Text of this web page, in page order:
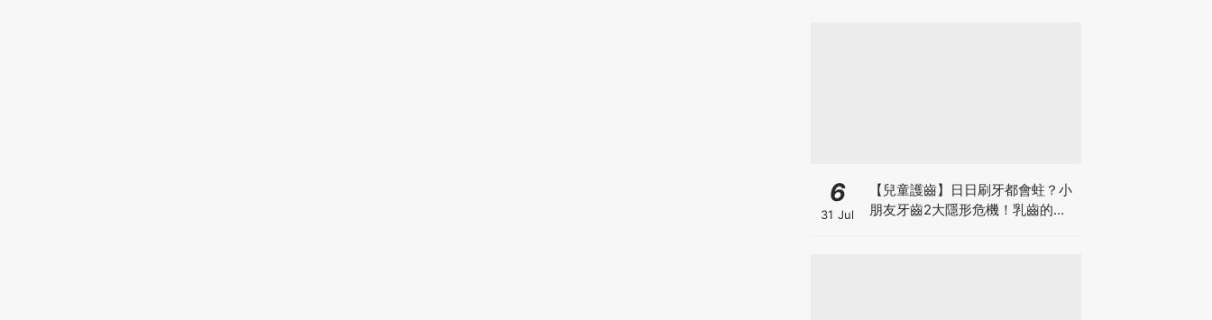
6
31 Jul
【兒童護齒】日日刷牙都會蛀？小
朋友牙齒2大隱形危機！乳齒的琺